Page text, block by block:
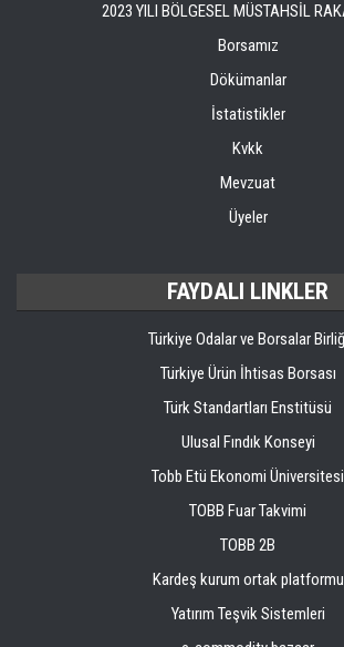
2023 YILI BÖLGESEL MÜSTAHSİL
Borsamız
Dökümanlar
İstatistikler
Kvkk
Mevzuat
Üyeler
FAYDALI LINKLER
Türkiye Odalar ve Borsalar
Türkiye Ürün İhtisas Borsası
Türk Standartları Enstitüsü
Ulusal Fındık Konseyi
Tobb Etü Ekonomi Üniversitesi
TOBB Fuar Takvimi
TOBB 2B
Kardeş kurum ortak platformu
Yatırım Teşvik Sistemleri